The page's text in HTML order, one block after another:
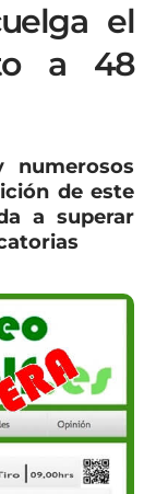
el
a 48
de este
a superar